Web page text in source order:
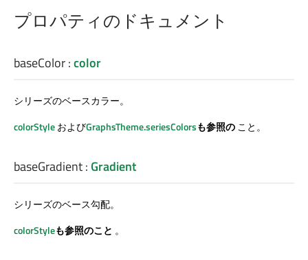
プロパティのドキュメント
baseColor:color
シリーズのベースカラー。
colorStyleおよびGraphsTheme.seriesColorsも参照のこと。
baseGradient: Gradient
シリーズのベース勾配。
colorStyleも参照のこと 。